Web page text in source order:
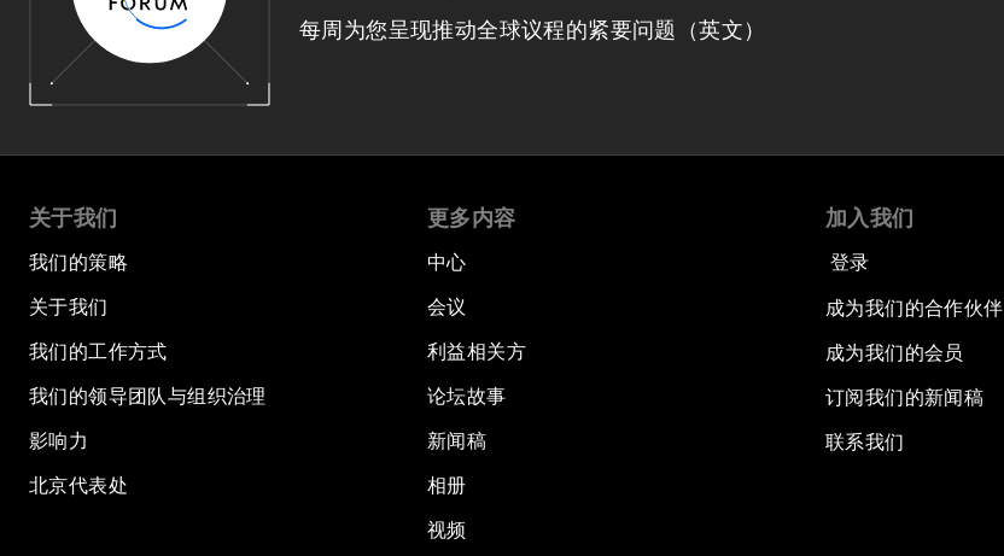
每周为您呈现推动全球议程的紧要问题（英文）
关于我们
我们的策略
关于我们
我们的工作方式
我们的领导团队与组织治理
影响力
北京代表处
更多内容
中心
会议
利益相关方
论坛故事
新闻稿
相册
视频
加入我们
登录
成为我们的合作伙伴
成为我们的会员
订阅我们的新闻稿
联系我们